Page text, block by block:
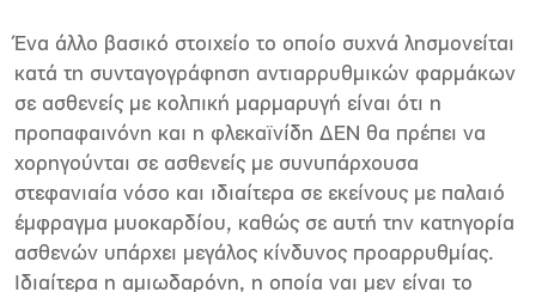
Ένα άλλο βασικό στοιχείο το οποίο συχνά λησµονείται
κατά τη συνταγογράφηση αντιαρρυθµικών φαρµάκων
σε ασθενείς µε κολπική µαρµαρυγή είναι ότι η
προπαφαινόνη και η φλεκαϊνίδη ∆ΕΝ θα πρέπει να
χορηγούνται σε ασθενείς µε συνυπάρχουσα
στεφανιαία νόσο και ιδιαίτερα σε εκείνους µε παλαιό
έµφραγµα µυοκαρδίου, καθώς σε αυτή την κατηγορία
ασθενών υπάρχει µεγάλος κίνδυνος προαρρυθµίας.
Ιδιαίτερα η αµιωδαρόνη, η οποία ναι µεν είναι το